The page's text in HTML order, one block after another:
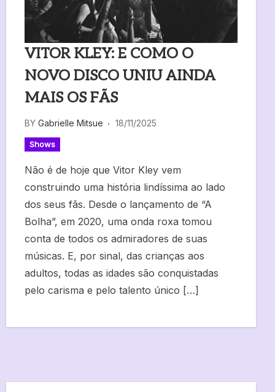
VITOR KLEY: E COMO O
NOVO DISCO UNIU AINDA
MAIS OS FÃS
BY Gabrielle Mitsue 18/11/2025
Shows
Não é de hoje que Vitor Kley vem
construindo uma história lindíssima ao lado
dos seus fãs. Desde o lançamento de “A
Bolha”, em 2020, uma onda roxa tomou
conta de todos os admiradores de suas
músicas. E, por sinal, das crianças aos
adultos, todas as idades são conquistadas
pelo carisma e pelo talento único […]